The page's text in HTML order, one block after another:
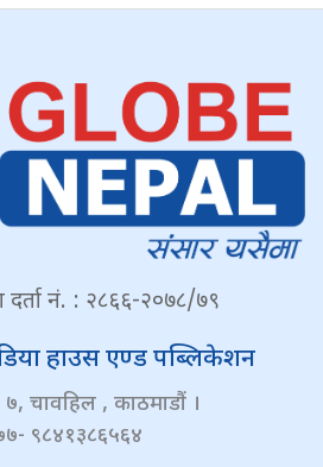
दर्ता नं. : २८६६-२०७८/७९
हाउस एण्ड पब्लिकेशन
चावहिल , काठमाडौं ।
९८४१३८६५६४